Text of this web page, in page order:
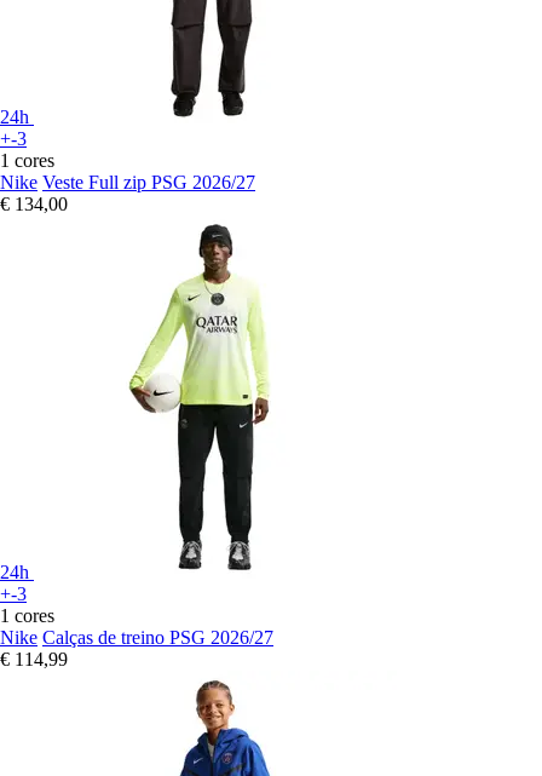
24h
+-3
1 cores
Nike Veste Full zip PSG 2026/27
€ 134,00
24h
+-3
1 cores
Nike Calças de treino PSG 2026/27
€ 114,99